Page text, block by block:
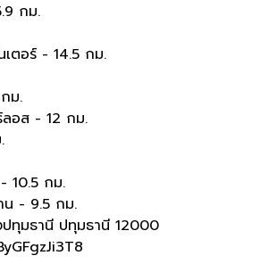
กม.
เตอร์ - 14.5 กม.
ม.
ลอส - 12 กม.
10.5 กม.
น - 9.5 กม.
ทุมธานี ปทุมธานี 12000